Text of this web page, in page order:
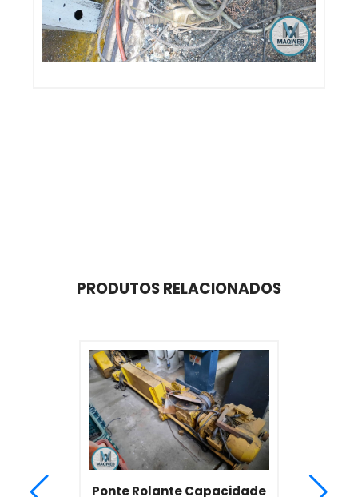
PRODUTOS RELACIONADOS
Ponte Rolante Capacidade